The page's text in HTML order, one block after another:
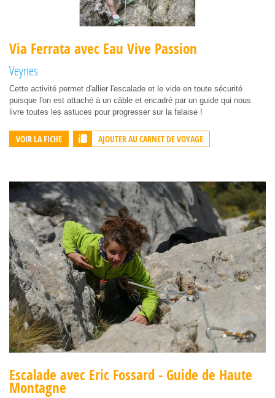
Via Ferrata avec Eau Vive Passion
Veynes
Cette activité permet d'allier l'escalade et le vide en toute sécurité
puisque l'on est attaché à un câble et encadré par un guide qui nous
livre toutes les astuces pour progresser sur la falaise !
VOIR LA FICHE AJOUTER AU CARNET DE VOYAGE
Escalade avec Eric Fossard - Guide de Haute
Montagne